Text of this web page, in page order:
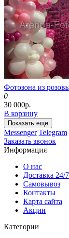
Фотозона из
0
30 000р.
В корзину
Показать еще
Messenger Telegram
Заказать звонок
Информация
О нас
Доставка 24/7
Самовывоз
Контакты
Карта сайта
Акции
Категории